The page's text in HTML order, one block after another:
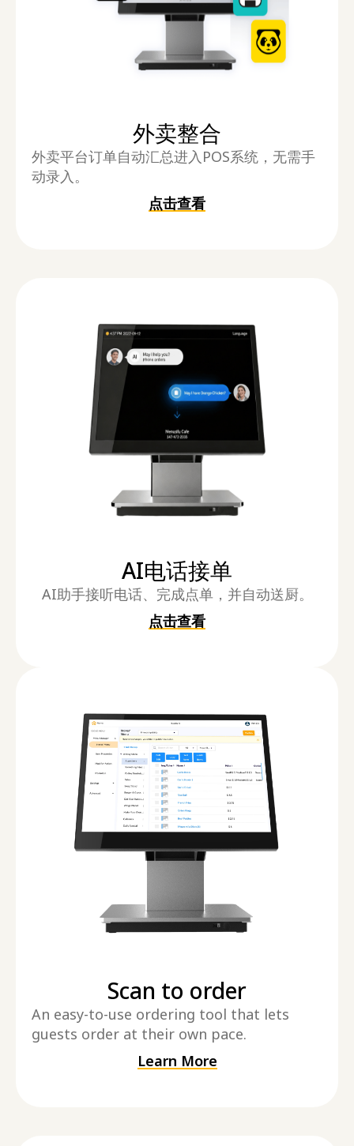
外卖整合
外卖平台订单自动汇总进入POS系统，无需手
动录入。
点击查看
AI电话接单
AI助手接听电话、完成点单，并自动送厨。
点击查看
Scan to order
An easy-to-use ordering tool that lets
guests order at their own pace.
Learn More